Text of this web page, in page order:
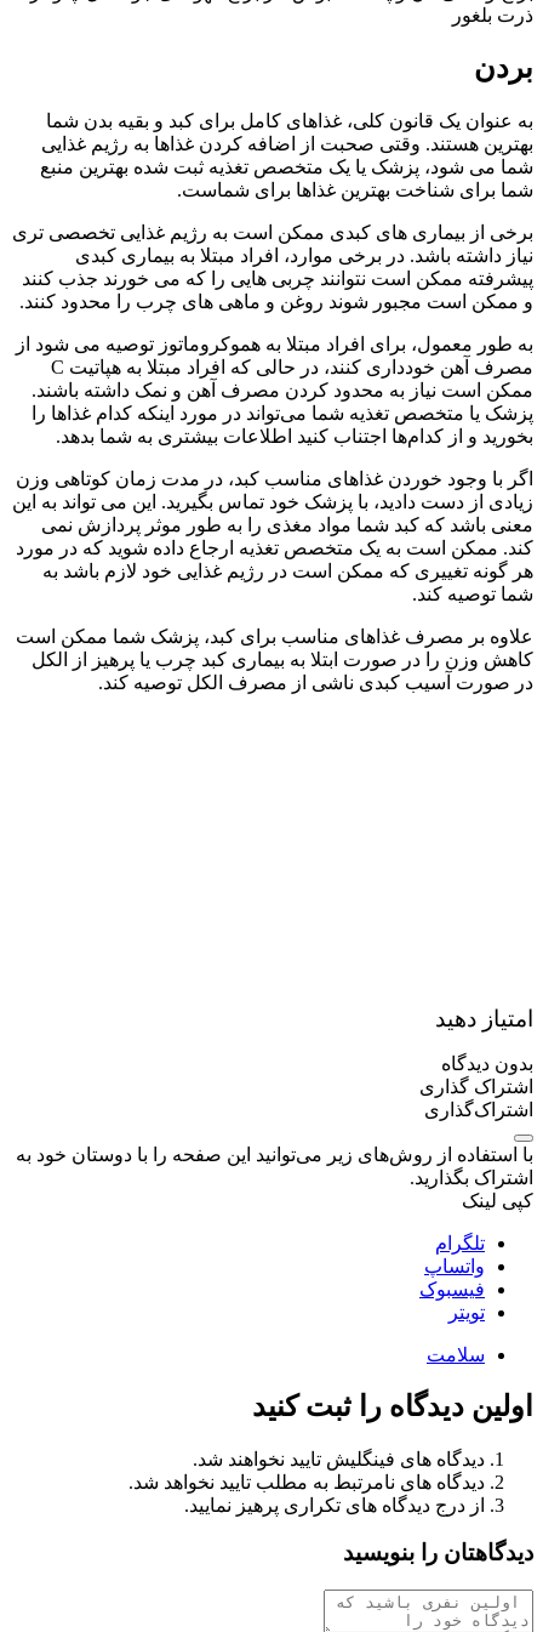
ذرت بلغور
بردن
به عنوان یک قانون کلی، غذاهای کامل برای کبد و بقیه بدن شما
بهترین هستند. وقتی صحبت از اضافه کردن غذاها به رژیم غذایی
شما می شود، پزشک یا یک متخصص تغذیه ثبت شده بهترین منبع
شما برای شناخت بهترین غذاها برای شماست.
برخی از بیماری های کبدی ممکن است به رژیم غذایی تخصصی تری
نیاز داشته باشد. در برخی موارد، افراد مبتلا به بیماری کبدی
پیشرفته ممکن است نتوانند چربی هایی را که می خورند جذب کنند
و ممکن است مجبور شوند روغن و ماهی های چرب را محدود کنند.
به طور معمول، برای افراد مبتلا به هموکروماتوز توصیه می شود از
مصرف آهن خودداری کنند، در حالی که افراد مبتلا به هپاتیت C
ممکن است نیاز به محدود کردن مصرف آهن و نمک داشته باشند.
پزشک یا متخصص تغذیه شما می‌تواند در مورد اینکه کدام غذاها را
بخورید و از کدام‌ها اجتناب کنید اطلاعات بیشتری به شما بدهد.
اگر با وجود خوردن غذاهای مناسب کبد، در مدت زمان کوتاهی وزن
زیادی از دست دادید، با پزشک خود تماس بگیرید. این می تواند به این
معنی باشد که کبد شما مواد مغذی را به طور موثر پردازش نمی
کند. ممکن است به یک متخصص تغذیه ارجاع داده شوید که در مورد
هر گونه تغییری که ممکن است در رژیم غذایی خود لازم باشد به
شما توصیه کند.
علاوه بر مصرف غذاهای مناسب برای کبد، پزشک شما ممکن است
کاهش وزن را در صورت ابتلا به بیماری کبد چرب یا پرهیز از الکل
در صورت آسیب کبدی ناشی از مصرف الکل توصیه کند.
امتیاز دهید
بدون دیدگاه
اشتراک گذاری
اشتراک‌گذاری
با استفاده از روش‌های زیر می‌توانید این صفحه را با دوستان خود به
اشتراک بگذارید.
کپی لینک
تلگرام
واتساپ
فیسبوک
تویتر
سلامت
اولین دیدگاه را ثبت کنید
دیدگاه های فینگلیش تایید نخواهند شد.
دیدگاه های نامرتبط به مطلب تایید نخواهد شد.
از درج دیدگاه های تکراری پرهیز نمایید.
دیدگاهتان را بنویسید